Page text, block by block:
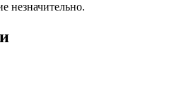
незначительно.